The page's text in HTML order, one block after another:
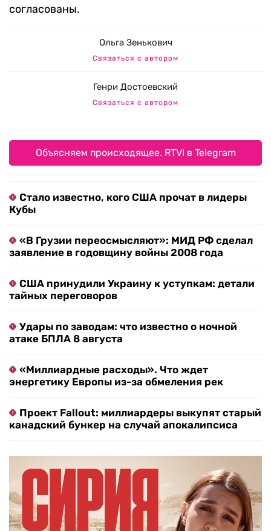
согласованы.
Ольга Зенькович
Связаться с автором
Генри Достоевский
Связаться с автором
Объясняем происходящее. RTVI в Telegram
Стало известно, кого США прочат в лидеры
Кубы
«В Грузии переосмысляют»: МИД РФ сделал
заявление в годовщину войны 2008 года
США принудили Украину к уступкам: детали
тайных переговоров
Удары по заводам: что известно о ночной
атаке БПЛА 8 августа
«Миллиардные расходы». Что ждет
энергетику Европы из-за обмеления рек
Проект Fallout: миллиардеры выкупят старый
канадский бункер на случай апокалипсиса